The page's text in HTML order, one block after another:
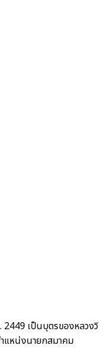
2449 เป็นบุตรของหลวงวิ
แหน่งนายกสมาคม